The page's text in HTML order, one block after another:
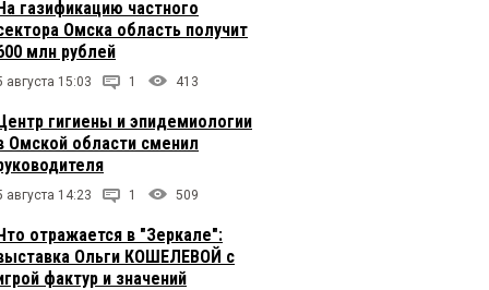
газификацию частного
Омска область получит
млн рублей
августа 15:03 1 413
гигиены и эпидемиологии
Омской области сменил
августа 14:23 1 509
отражается в "Зеркале":
Ольги КОШЕЛЕВОЙ с
фактур и значений